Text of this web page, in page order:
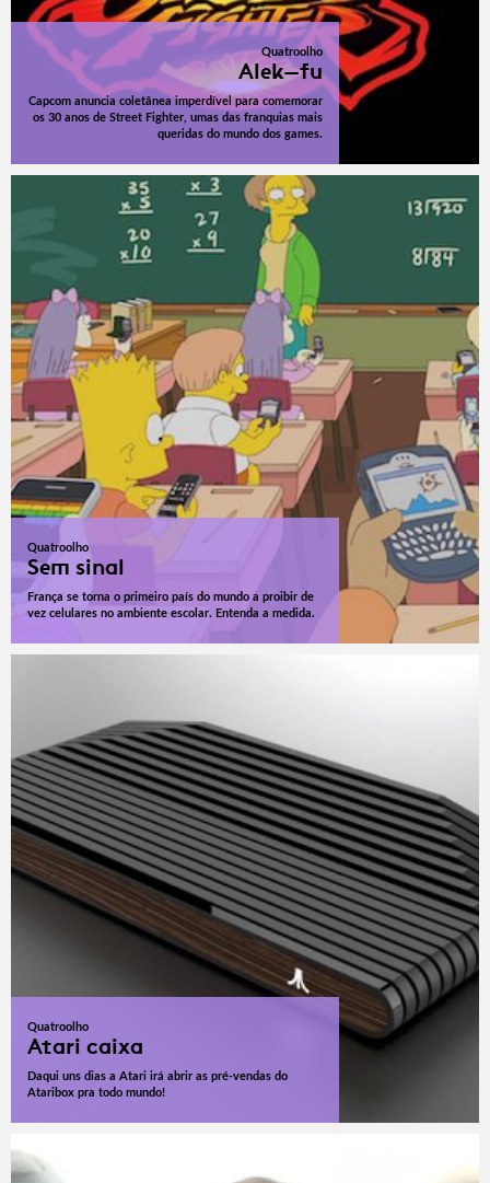
Quatroolho
Alek-fu
Capcom anuncia coletânea imperdível para comemorar
os 30 anos de Street Fighter, umas das franquias mais
queridas do mundo dos games.
Quatroolho
Sem sinal
França se torna o primeiro país do mundo a proibir de
vez celulares no ambiente escolar. Entenda a medida.
Quatroolho
Atari caixa
Daqui uns dias a Atari irá abrir as pré-vendas do
Ataribox pra todo mundo!